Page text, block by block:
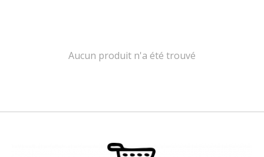
Aucun produit n'a été trouvé